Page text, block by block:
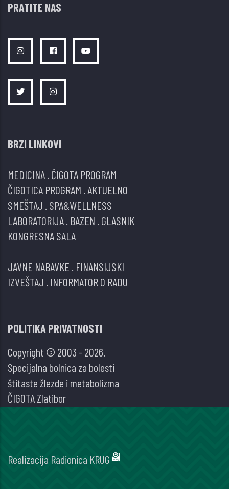
PRATITE NAS
BRZI LINKOVI
MEDICINA ČIGOTA PROGRAM
ČIGOTICA PROGRAM AKTUELNO
SMEŠTAJ SPA&WELLNESS
LABORATORIJA BAZEN GLASNIK
KONGRESNA SALA
JAVNE NABAVKE FINANSIJSKI
IZVEŠTAJ INFORMATOR O RADU
POLITIKA PRIVATNOSTI
Copyright © 2003 - 2026.
Specijalna bolnica za bolesti
štitaste žlezde i metabolizma
ČIGOTA Zlatibor
Realizacija Radionica KRUG